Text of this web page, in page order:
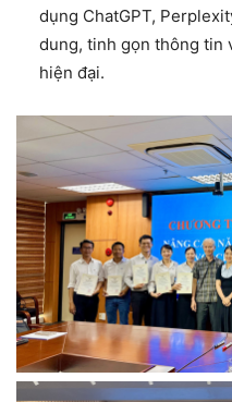
dụng ChatGPT,
dung, tinh gọn thông tin
hiện đại.